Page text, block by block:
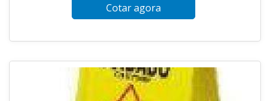
Cotar agora